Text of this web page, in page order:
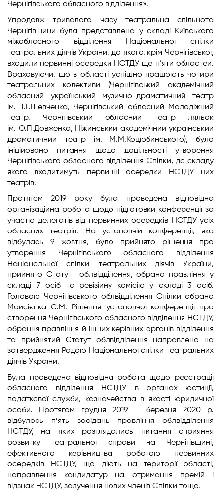
Чернігівського обласного відділення».
Упродовж тривалого часу театральна спільнота
Чернігівщини була представлена у складі Київського
міжобласного відділення Національної спілки
театральних діячів України, до якого, крім Чернігівської,
входили первинні осередки НСТДУ ще п’яти областей.
Враховуючи, що в області успішно працюють чотири
театральних колективи (Чернігівський академічний
обласний український музично-драматичний театр
ім. Т.Г.Шевченка, Чернігівський обласний Молодіжний
театр, Чернігівський обласний театр ляльок
ім. О.П.Довженка, Ніжинський академічний український
драматичний театр ім. М.М.Коцюбинського), було
ініційовано питання щодо доцільності утворення
Чернігівського обласного відділення Спілки, до складу
якого входитимуть первинні осередки НСТДУ цих
театрів.
Протягом 2019 року була проведена відповідна
організаційна робота щодо підготовки конференції за
участю делегатів від первинних осередків НСТДУ усіх
обласних театрів. На установчій конференції, яка
відбулась 9 жовтня, було прийнято рішення про
утворення Чернігівського обласного відділення
Національної спілки театральних діячів України,
прийнято Статут облвідділення, обрано правління у
складі 7 осіб та ревізійну комісію у складі 3 осіб.
Головою Чернігівського облвідділення Спілки обрано
Мойсієнка С.М. Рішення установчої конференції про
створення Чернігівського обласного відділення НСТДУ,
обрання правління й інших керівних органів відділення
та прийнятий Статут облвідділення направлено на
затвердження Радою Національної спілки театральних
діячів України.
Була проведена відповідна робота щодо реєстрації
обласного відділення НСТДУ в органах юстиції,
податкової служби, казначейства в якості юридичної
особи. Протягом грудня 2019 – березня 2020 р.
відбулось п’ять засідань правління облвідділення
НСТДУ, на яких розглядались питання сприяння
розвитку театральної справи на Чернігівщині,
ефективного керівництва роботою первинних
осередків НСТДУ, що діють на території області,
направлення кандидатур на отримання премій і
відзнак НСТДУ, залучення нових членів Спілки тощо.